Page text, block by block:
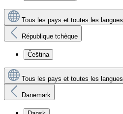
Tous les pays et toutes les langues
République tchèque
Čeština
Tous les pays et toutes les langues
Danemark